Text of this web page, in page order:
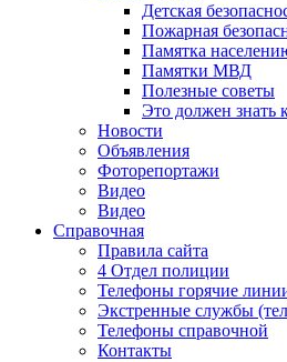
Детская
Пожарная
Памятка
Памятки МВД
Полезные советы
Это должен знать
Новости
Объявления
Фоторепортажи
Видео
Видео
Справочная
Правила сайта
4 Отдел полиции
Телефоны горячие
Экстренные службы
Телефоны справочной
Контакты